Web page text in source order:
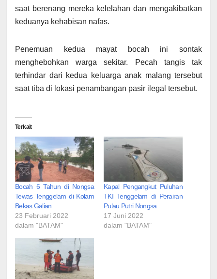
saat berenang mereka kelelahan dan mengakibatkan
keduanya kehabisan nafas.
Penemuan kedua mayat bocah ini sontak
menghebohkan warga sekitar. Pecah tangis tak
terhindar dari kedua keluarga anak malang tersebut
saat tiba di lokasi penambangan pasir ilegal tersebut.
Terkait
Bocah 6 Tahun di Nongsa
Tewas Tenggelam di Kolam
Bekas Galian
23 Februari 2022
dalam "BATAM"
Kapal Pengangkut Puluhan
TKI Tenggelam di Perairan
Pulau Putri Nongsa
17 Juni 2022
dalam "BATAM"